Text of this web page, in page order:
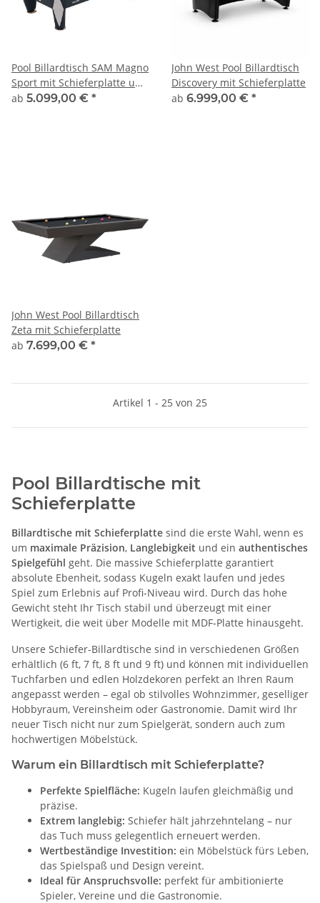
Pool Billardtisch SAM Magno
Sport mit Schieferplatte und
Münzeinwurf
ab 5.099,00 € *
John West Pool Billardtisch
Discovery mit Schieferplatte
ab 6.999,00 € *
John West Pool Billardtisch
Zeta mit Schieferplatte
ab 7.699,00 € *
Artikel 1 - 25 von 25
Pool Billardtische mit
Schieferplatte
Billardtische mit Schieferplatte sind die erste Wahl, wenn es
um maximale Präzision, Langlebigkeit und ein authentisches
Spielgefühl geht. Die massive Schieferplatte garantiert
absolute Ebenheit, sodass Kugeln exakt laufen und jedes
Spiel zum Erlebnis auf Profi-Niveau wird. Durch das hohe
Gewicht steht Ihr Tisch stabil und überzeugt mit einer
Wertigkeit, die weit über Modelle mit MDF-Platte hinausgeht.
Unsere Schiefer-Billardtische sind in verschiedenen Größen
erhältlich (6 ft, 7 ft, 8 ft und 9 ft) und können mit individuellen
Tuchfarben und edlen Holzdekoren perfekt an Ihren Raum
angepasst werden – egal ob stilvolles Wohnzimmer, geselliger
Hobbyraum, Vereinsheim oder Gastronomie. Damit wird Ihr
neuer Tisch nicht nur zum Spielgerät, sondern auch zum
hochwertigen Möbelstück.
Warum ein Billardtisch mit Schieferplatte?
Perfekte Spielfläche: Kugeln laufen gleichmäßig und
präzise.
Extrem langlebig: Schiefer hält jahrzehntelang – nur
das Tuch muss gelegentlich erneuert werden.
Wertbeständige Investition: ein Möbelstück fürs Leben,
das Spielspaß und Design vereint.
Ideal für Anspruchsvolle: perfekt für ambitionierte
Spieler, Vereine und die Gastronomie.